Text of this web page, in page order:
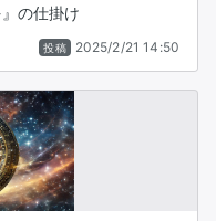
の仕掛け
投稿 2025/2/21 14:50